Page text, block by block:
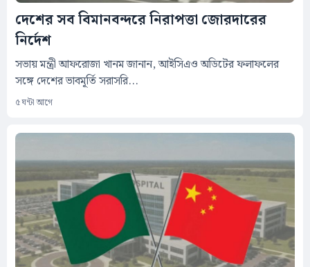
দেশের সব বিমানবন্দরে নিরাপত্তা জোরদারের
নির্দেশ
সভায় মন্ত্রী আফরোজা খানম জানান, আইসিএও অডিটের ফলাফলের
সঙ্গে দেশের ভাবমূর্তি সরাসরি...
৫ ঘন্টা আগে